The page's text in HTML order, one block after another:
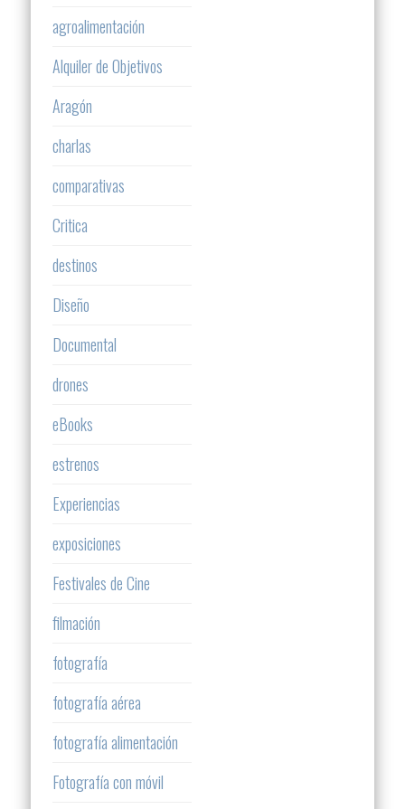
agroalimentación
Alquiler de Objetivos
Aragón
charlas
comparativas
Critica
destinos
Diseño
Documental
drones
eBooks
estrenos
Experiencias
exposiciones
Festivales de Cine
filmación
fotografía
fotografía aérea
fotografía alimentación
Fotografía con móvil